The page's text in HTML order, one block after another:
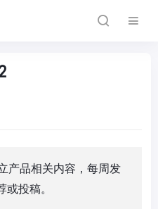
产品相关内容，每周发
或投稿。